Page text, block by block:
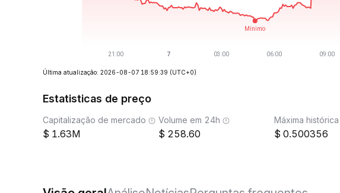
Última atualização: 2026-08-07 18:59:39 (UTC+0)
Estatisticas de preço
Capitalização de mercado
1.63M
Volume em 24h
258.60
Máxima histórica
0.500356